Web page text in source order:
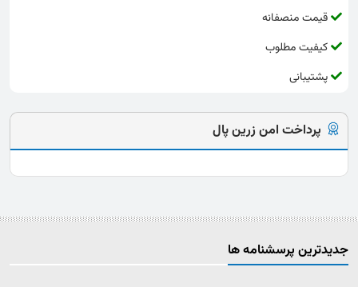
قیمت منصفانه
کیفیت مطلوب
پشتیبانی
پرداخت امن زرین پال
جدیدترین پرسشنامه ها